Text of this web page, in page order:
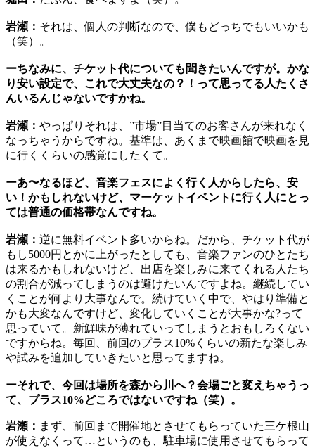
岩瀬： それは、個人の判断なので、僕もどっちでもいいかも
（笑）。
ーちなみに、チケット代についても聞きたいんですが。かな
り安い設定で、これで大丈夫なの？！って思ってる人たくさ
んいるんじゃないですかね。
岩瀬： やっぱりそれは、”市場”目当てのお客さんが来れなく
なっちゃうからですね。基準は、あくまで映画館で映画を見
に行くくらいの感覚にしたくて。
ーあ〜なるほど、音楽フェスによく行く人からしたら、安
い！かもしれないけど、マーケットイベントに行く人にとっ
ては普通の価格帯なんですね。
岩瀬： 逆に無料イベント多いからね。だから、チケット代が
もし5000円とかに上がったとしても、音楽ファンのひとたち
は来るかもしれないけど、出店を楽しみに来てくれる人たち
の割合が減ってしまうのは避けたいんですよね。継続してい
くことが何より大事なんで。続けていく中で、やはり準備と
かも大変なんですけど、変化していくことが大事かな?って
思っていて。新鮮味が薄れていってしまうとおもしろくない
ですからね。毎回、前回のプラス10%くらいの新たな楽しみ
や試みを追加していきたいと思ってますね。
ーそれで、今回は場所を森から川へ？会場ごと変えちゃうっ
て、プラス10%どころではないですね（笑）。
岩瀬： まず、前回まで開催地とさせてもらっていた三ケ根山
が使えなくって…というのも、駐車場に使用させてもらって